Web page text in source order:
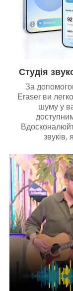
Студія
За
Eraser ви
шуму у
звуків,